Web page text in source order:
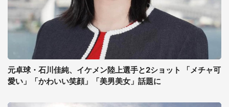
元卓球・石川佳純、イケメン陸上選手と2ショット 「メチャ可
愛い」「かわいい笑顔」「美男美女」話題に